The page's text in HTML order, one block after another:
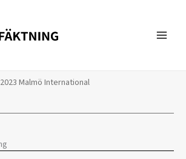
2023 Malmö International